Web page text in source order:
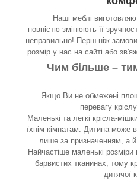
Наші меблі
повністю змінюють її
неправильно! Перш ніж
розмір у нас на сайті або
Чим більше –
Якщо Ви не обмежені
перевагу
Маленькі та легкі крісла-
їхнім кімнатам. Дитина може
лише за призначенням, а й
Найчастіше маленькі
барвистих тканинах, тому
дитячої